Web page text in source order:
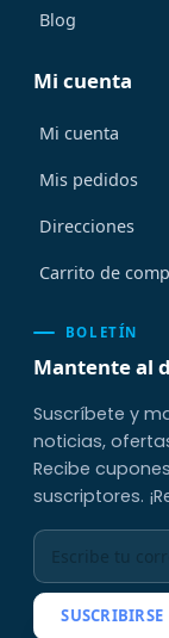
Blog
Mi cuenta
Mi cuenta
Mis pedidos
Direcciones
Carrito de
BOLETÍN
Mantente al
Suscríbete y
noticias,
Recibe
suscriptores.
SUSCRIBIRSE